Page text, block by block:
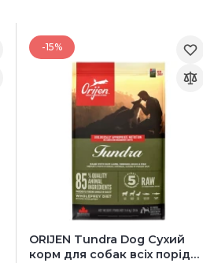
-15%
ORIJEN Tundra Dog Сухий
корм для собак всіх порід